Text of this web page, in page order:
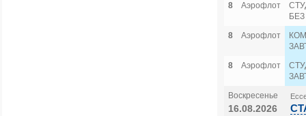
8
Аэрофлот
8
Аэрофлот
8
Аэрофлот
Воскресенье
16.08.2026